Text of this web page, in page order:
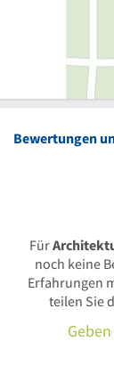
Bewertungen
Für
noch keine
Erfahrungen
teilen Sie